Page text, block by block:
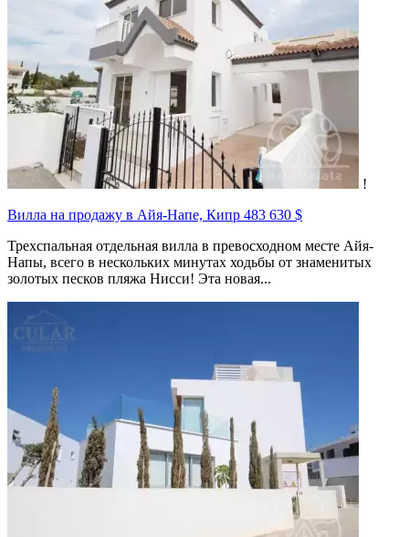
!
Вилла на продажу в Айя-Напе, Кипр 483 630 $
Трехспальная отдельная вилла в превосходном месте Айя-
Напы, всего в нескольких минутах ходьбы от знаменитых
золотых песков пляжа Нисси! Эта новая...